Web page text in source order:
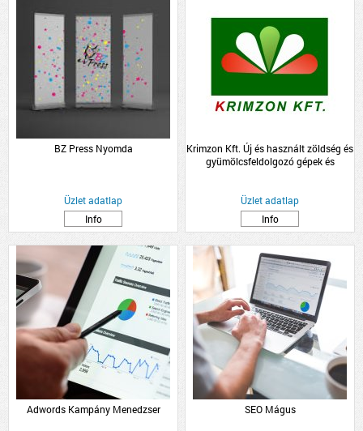
BZ Press Nyomda
Üzlet adatlap
Info
Krimzon Kft. Új és használt zöldség és
gyümölcsfeldolgozó gépek és
Üzlet adatlap
Info
Adwords Kampány Menedzser SEO Mágus